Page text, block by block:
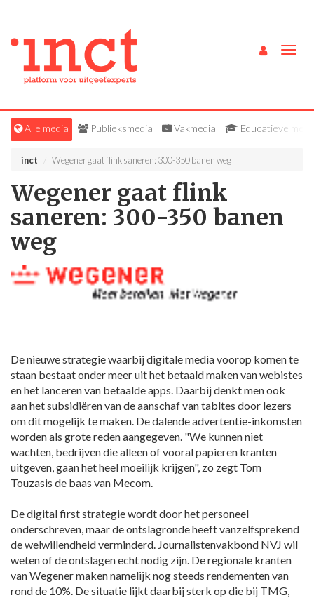
Alle media Publieksmedia Vakmedia Educatieve
inct Wegener gaat flink saneren: 300-350 banen weg
Wegener gaat flink
saneren: 300-350 banen
weg
De nieuwe strategie waarbij digitale media voorop komen te
staan bestaat onder meer uit het betaald maken van webistes
en het lanceren van betaalde apps. Daarbij denkt men ook
aan het subsidiëren van de aanschaf van tabltes door lezers
om dit mogelijk te maken. De dalende advertentie-inkomsten
worden als grote reden aangegeven. "We kunnen niet
wachten, bedrijven die alleen of vooral papieren kranten
uitgeven, gaan het heel moeilijk krijgen", zo zegt Tom
Touzasis de baas van Mecom.
De digital first strategie wordt door het personeel
onderschreven, maar de ontslagronde heeft vanzelfsprekend
de welwillendheid verminderd. Journalistenvakbond NVJ wil
weten of de ontslagen echt nodig zijn. De regionale kranten
van Wegener maken namelijk nog steeds rendementen van
rond de 10%. De situatie lijkt daarbij sterk op die bij TMG,